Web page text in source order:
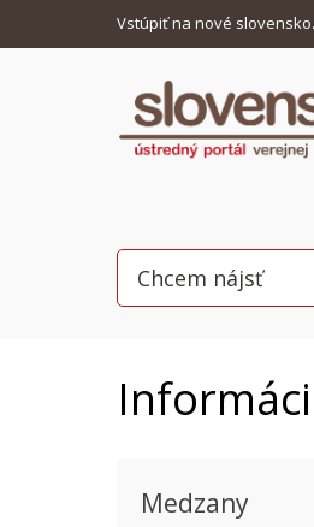
Vstúpiť na nové
Medzany